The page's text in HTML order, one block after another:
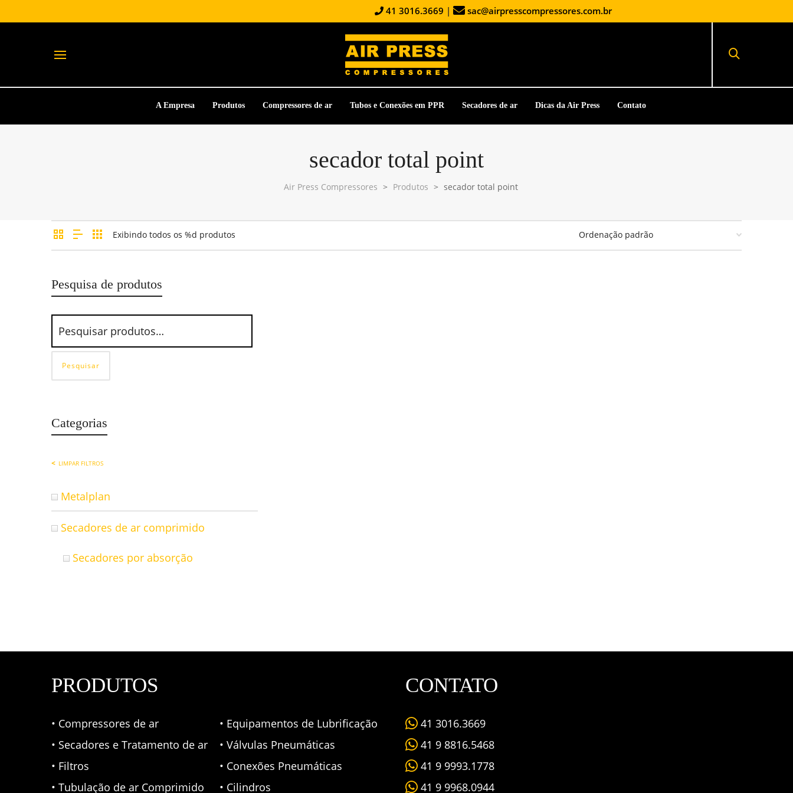
41 3016.3669 | sac@airpresscompressores.com.br
A Empresa Produtos Compressores de ar Tubos e Conexões em PPR Secadores de ar Dicas da Air Press Contato
secador total point
Air Press Compressores > Produtos > secador total point
Exibindo todos os %d produtos
Pesquisa de produtos
Pesquisar
Categorias
LIMPAR FILTROS
Metalplan
Secadores de ar comprimido
Secadores por absorção
PRODUTOS
• Compressores de ar
• Secadores e Tratamento de ar
• Filtros
• Tubulação de ar Comprimido
• Equipamentos de Lubrificação
• Válvulas Pneumáticas
• Conexões Pneumáticas
• Cilindros
CONTATO
41 3016.3669
41 9 8816.5468
41 9 9993.1778
41 9 9968.0944